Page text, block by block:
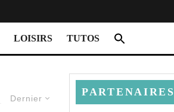
LOISIRS TUTOS
Dernier
PARTENAIRES